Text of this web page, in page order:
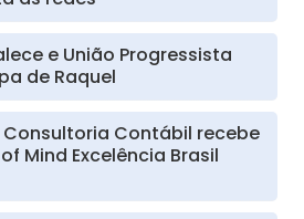
e União Progressista
de Raquel
Consultoria Contábil recebe
Mind Excelência Brasil